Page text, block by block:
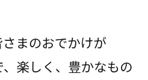
まのおでかけが
楽しく、豊かなもの